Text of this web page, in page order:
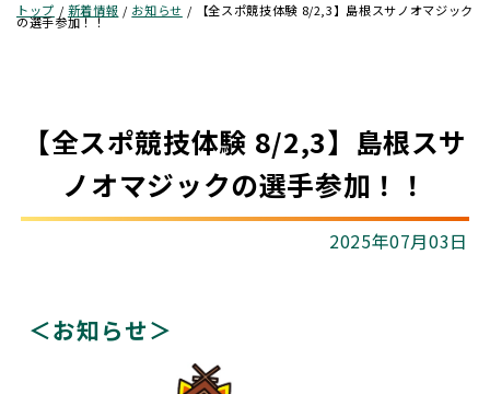
現
在
トップ / 新着情報 / お知らせ / 【全スポ競技体験 8/2,3】島根スサノオマジック
の選手参加！！
【全スポ競技体験 8/2,3】島根スサ
ノオマジックの選手参加！！
2025年07月03日
＜お知らせ＞